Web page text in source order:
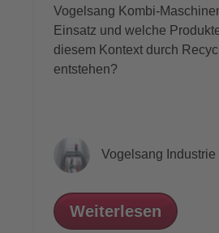
Vogelsang Kombi-
Einsatz und welche
diesem Kontext durch
entstehen?
Vogelsang Industrie
Weiterlesen